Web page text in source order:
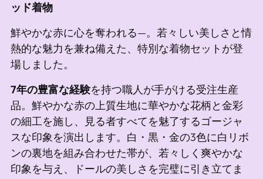
カ
ト
に
追
加
し
て
い
ま
す
ッド着物
鮮やかな赤に心を奪われる—。若々しい美しさと情
熱的な魅力を兼ね備えた、特別な着物セットが登
場しました。
7年の豊富な経験を持つ職人が手がける受注生産
品。鮮やかな赤の上質生地に華やかな花柄と金彩
の細工を施し、見る者すべてを魅了するゴージャ
スな印象を演出します。白・黒・金の3色に白リボ
ンの裏地を組み合わせた帯が、若々しく爽やかな
印象を与え、ドールの美しさを完璧に引き立てま